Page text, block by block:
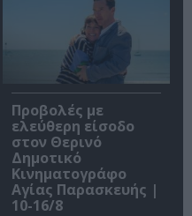
Προβολές με
ελεύθερη είσοδο
στον Θερινό
Δημοτικό
Κινηματογράφο
Αγίας Παρασκευής |
10-16/8